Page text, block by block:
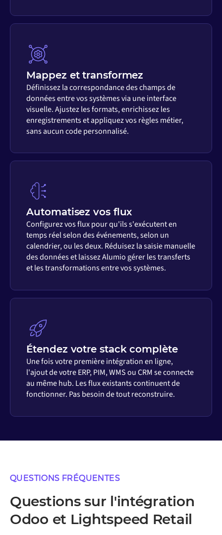
Mappez et transformez
Définissez la correspondance des champs de
données entre vos systèmes via une interface
visuelle. Ajustez les formats, enrichissez les
enregistrements et appliquez vos règles métier,
sans aucun code personnalisé.
Automatisez vos flux
Configurez vos flux pour qu'ils s'exécutent en
temps réel selon des événements, selon un
calendrier, ou les deux. Réduisez la saisie manuelle
des données et laissez Alumio gérer les transferts
et les transformations entre vos systèmes.
Étendez votre stack complète
Une fois votre première intégration en ligne,
l'ajout de votre ERP, PIM, WMS ou CRM se connecte
au même hub. Les flux existants continuent de
fonctionner. Pas besoin de tout reconstruire.
QUESTIONS FRÉQUENTES
Questions sur l'intégration
Odoo et Lightspeed Retail